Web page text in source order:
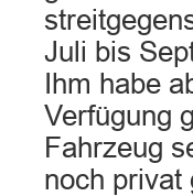
Juli bis
Ihm habe
Verfügung
Fahrzeug
noch privat